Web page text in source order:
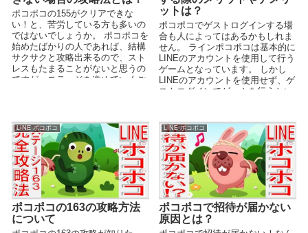
ポコポコの155がクリアできな
い！と、苦労している方も多いの
ではないでしょうか。 ポコポコを
始めたばかりの人であれば、結構
サクサクと攻略出来るので、スト
レスもたまることがないと思うの
ですが、ステージを進めていくご
ットは？
ポコポコでゲストログインする場
合も人によってはあるかもしれま
せん。 ラインポコポコは基本的に
LINEのアカウントを使用して行う
ゲームとなっています。 しかし
LINEのアカウントを使用せず、ゲ
ストログインでゲームを行うとい
LINE ポコポコ
ポコポコの163の攻略方法
について
LINE ポコポコ
ポコポコで招待が届かない
原因とは？